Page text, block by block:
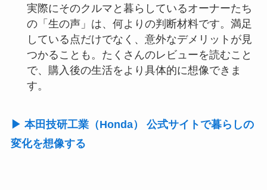
実際にそのクルマと暮らしているオーナーたち
の「生の声」は、何よりの判断材料です。満足
している点だけでなく、意外なデメリットが見
つかることも。たくさんのレビューを読むこと
で、購入後の生活をより具体的に想像できま
す。
▶ 本田技研工業（Honda） 公式サイトで暮らしの
変化を想像する